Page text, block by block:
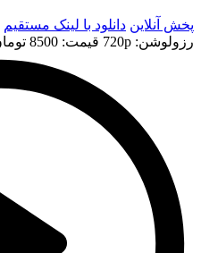
پخش آنلاین دانلود با لينک مستقيم
رزولوشن: 720p
قيمت: 8500 تومان